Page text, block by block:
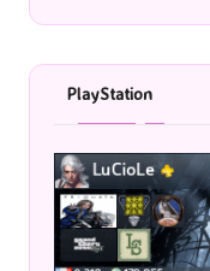
PlayStation